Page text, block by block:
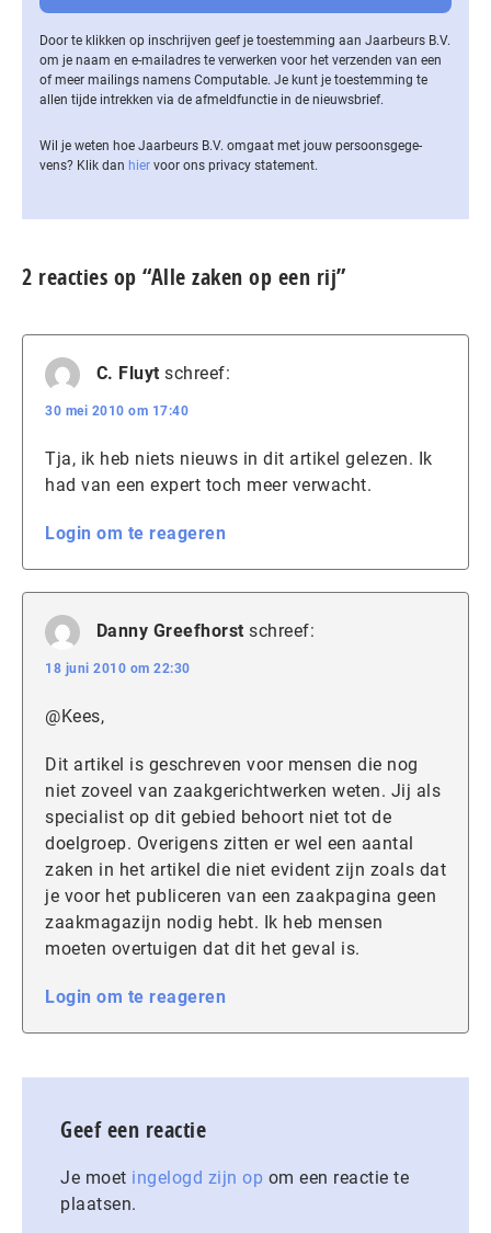
Door te klikken op inschrijven geef je toestemming aan Jaarbeurs B.V.
om je naam en e-mailadres te verwerken voor het verzenden van een
of meer mailings namens Computable. Je kunt je toestemming te
allen tijde intrekken via de af­meld­func­tie in de nieuwsbrief.
Wil je weten hoe Jaarbeurs B.V. omgaat met jouw per­soons­ge­ge­
vens? Klik dan hier voor ons privacy statement.
2 reacties op “Alle zaken op een rij”
C. Fluyt schreef:
30 mei 2010 om 17:40
Tja, ik heb niets nieuws in dit artikel gelezen. Ik
had van een expert toch meer verwacht.
Login om te reageren
Danny Greefhorst schreef:
18 juni 2010 om 22:30
@Kees,
Dit artikel is geschreven voor mensen die nog
niet zoveel van zaakgerichtwerken weten. Jij als
specialist op dit gebied behoort niet tot de
doelgroep. Overigens zitten er wel een aantal
zaken in het artikel die niet evident zijn zoals dat
je voor het publiceren van een zaakpagina geen
zaakmagazijn nodig hebt. Ik heb mensen
moeten overtuigen dat dit het geval is.
Login om te reageren
Geef een reactie
Je moet ingelogd zijn op om een reactie te
plaatsen.